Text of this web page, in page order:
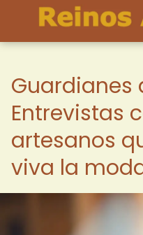
Guardianes
Entrevistas
artesanos
viva la